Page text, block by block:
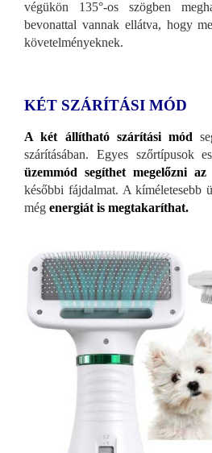
végükön 135°-os szögben
bevonattal vannak ellátva, hogy
követelményeknek.
KÉT SZÁRÍTÁSI MÓD
A két állítható szárítási mód
szárításában. Egyes szőrtípusok
üzemmód segíthet megelőzni az
későbbi fájdalmat. A kíméletesebb
még energiát is megtakaríthat.